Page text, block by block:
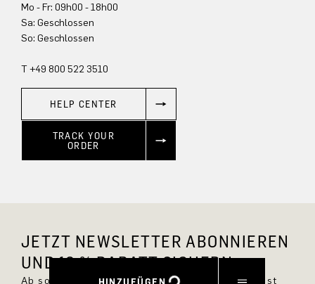
Mo - Fr: 09h00 - 18h00
Sa: Geschlossen
So: Geschlossen
T +49 800 522 3510
HELP CENTER
TRACK YOUR
ORDER
JETZT NEWSLETTER ABONNIEREN
UND 10 % RABATT SICHERN.
Ab sofort bist Du immer up to date und verpasst